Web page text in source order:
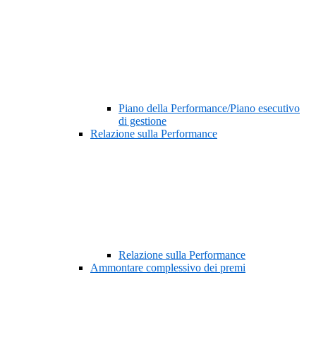
Piano della Performance/Piano esecutivo
di gestione
Relazione sulla Performance
Relazione sulla Performance
Ammontare complessivo dei premi